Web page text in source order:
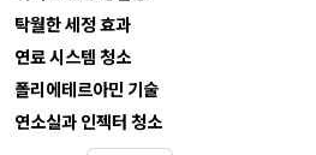
탁월한 세정 효과
연료 시스템 청소
폴리에테르아민 기술
연소실과 인젝터 청소